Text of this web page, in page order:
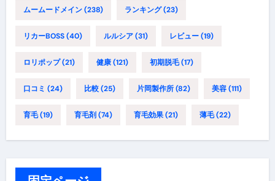
ムームードメイン(238) ランキング(23)
リカーBOSS(40) ルルシア(31) レビュー(19)
ロリポップ(21) 健康(121) 初期脱毛(17)
口コミ (24) 比較(25) 片岡製作所(82) 美容(111)
育毛(19) 育毛剤(74) 育毛効果(21) 薄毛(22)